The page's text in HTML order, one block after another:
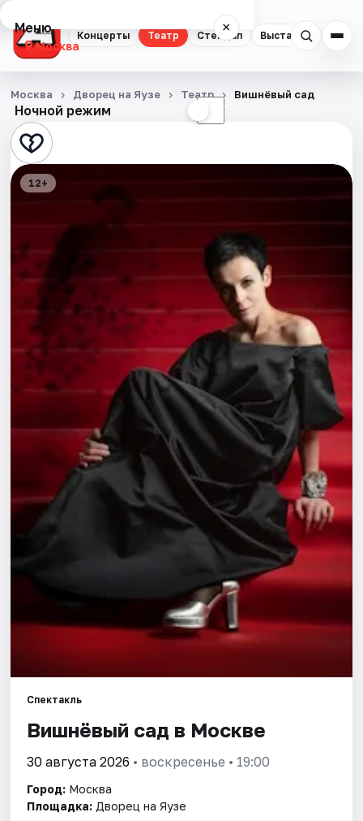
Концерты Театр Стендап Выставки
Меню ×
Москва
Концерты
Театр
Стендап
Квесты
Экскурсии
Спорт
События
Площадки
Артисты
Рейтинги
Ночной режим ☾
Москва Дворец на Яузе Театр Вишнёвый сад
12+
Спектакль
Вишнёвый сад в Москве
30 августа 2026 • воскресенье • 19:00
Город: Москва
Площадка: Дворец на Яузе